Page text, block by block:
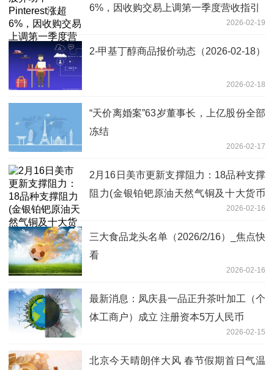
6%，因收购交易上调第一季度营收指引
2026-02-19
2-甲基丁醇商品报价动态（2026-02-18）
2026-02-18
“天价离婚案”63岁董事长，上亿股份全部
冻结
2026-02-17
2月16日美市更新支撑阻力：18品种支撑
阻力(金银铂钯原油天然气铜及十大货币
2026-02-16
三大食品龙头名单（2026/2/16）_焦点快
看
2026-02-16
最新消息：凤庆县一品正升茶叶加工（个
体工商户）成立 注册资本5万人民币
2026-02-15
北京今天晴朗伴大风 春节假期首日气温